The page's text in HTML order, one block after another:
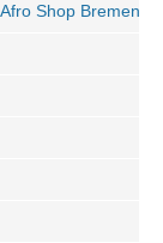
Shop Bremen